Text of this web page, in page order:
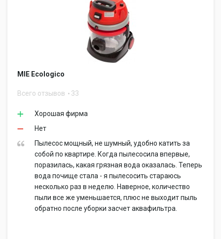
MIE Ecologico
Всего отзывов 33
Хорошая фирма
Нет
Пылесос мощный, не шумный, удобно катить за
собой по квартире. Когда пылесосила впервые,
поразилась, какая грязная вода оказалась. Теперь
вода почище стала - я пылесосить стараюсь
несколько раз в неделю. Наверное, количество
пыли все же уменьшается, плюс не выходит пыль
обратно после уборки засчет аквафильтра.